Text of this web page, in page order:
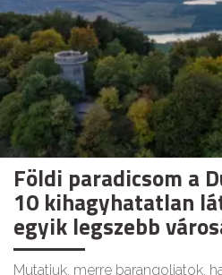
Földi paradicsom a
10 kihagyhatatlan
egyik legszebb
Mutatjuk, merre barangoljatok,